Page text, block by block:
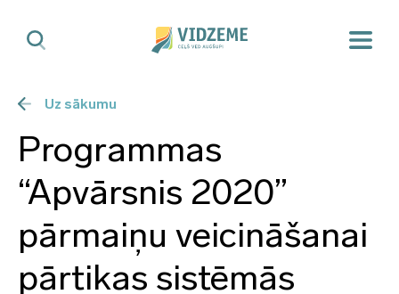
Uz sākumu
Programmas
“Apvārsnis 2020”
pārmaiņu veicināšanai
pārtikas sistēmās